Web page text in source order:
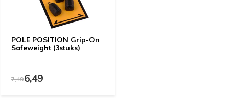
POLE POSITION Grip-On
Safeweight (3stuks)
7,496,49